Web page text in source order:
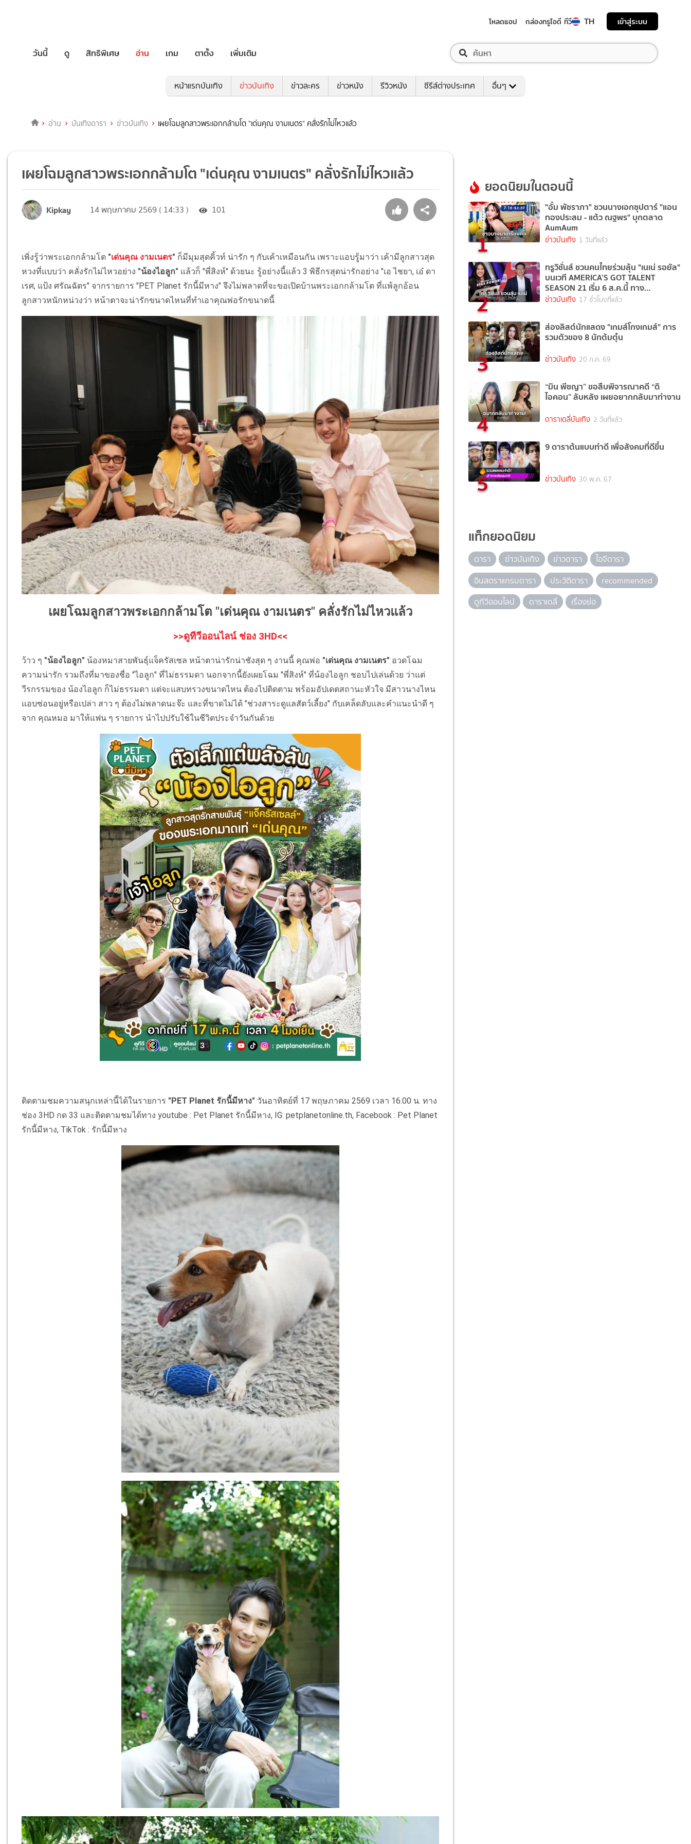
โหลดแอป กล่องทรูไอดี ทีวี TH เข้าสู่ระบบ
วันนี้ ดู สิทธิพิเศษ อ่าน เกม ตาตั้ง เพิ่มเติม
หน้าแรกบันเทิง ข่าวบันเทิง ข่าวละคร ข่าวหนัง รีวิวหนัง ซีรีส์ต่างประเทศ อื่นๆ
อ่าน บันเทิงดารา ข่าวบันเทิง เผยโฉมลูกสาวพระเอกกล้ามโต "เด่นคุณ งามเนตร" คลั่งรักไม่ไหวแล้ว
เผยโฉมลูกสาวพระเอกกล้ามโต "เด่นคุณ งามเนตร" คลั่งรักไม่ไหวแล้ว
Kipkay 14 พฤษภาคม 2569 ( 14:33 ) 101
เพิ่งรู้ว่าพระเอกกล้ามโต "เด่นคุณ งามเนตร" ก็มีมุมสุดคิ้วท์ น่ารัก ๆ กับเค้าเหมือนกัน เพราะแอบรู้มาว่า เค้ามีลูกสาวสุด
หวงที่แบบว่า คลั่งรักไม่ไหวอย่าง "น้องไอลูก" แล้วก็ "พี่สิงห์" ด้วยนะ รู้อย่างนี้แล้ว 3 พิธีกรสุดน่ารักอย่าง "เอ ไชยา, เอ๋ ดา
เรศ, แป้ง ศรัณฉัตร" จากรายการ "PET Planet รักนี้มีหาง" จึงไม่พลาดที่จะขอเปิดบ้านพระเอกกล้ามโต ที่แพ้ลูกอ้อน
ลูกสาวหนักหน่วงว่า หน้าตาจะน่ารักขนาดไหนที่ทำเอาคุณพ่อรักขนาดนี้
เผยโฉมลูกสาวพระเอกกล้ามโต "เด่นคุณ งามเนตร" คลั่งรักไม่ไหวแล้ว
>>ดูทีวีออนไลน์ ช่อง 3HD<<
ว้าว ๆ "น้องไอลูก" น้องหมาสายพันธุ์แจ็ครัสเซล หน้าตาน่ารักน่าชังสุด ๆ งานนี้ คุณพ่อ "เด่นคุณ งามเนตร" อวดโฉม
ความน่ารัก รวมถึงที่มาของชื่อ "ไอลูก" ที่ไม่ธรรมดา นอกจากนี้ยังเผยโฉม "พี่สิงห์" ที่น้องไอลูก ชอบไปเล่นด้วย ว่าแต่
วีรกรรมของ น้องไอลูก ก็ไม่ธรรมดา แต่จะแสบทรวงขนาดไหน ต้องไปติดตาม พร้อมอัปเดตสถานะหัวใจ มีสาวนางไหน
แอบซ่อนอยู่หรือเปล่า สาว ๆ ต้องไม่พลาดนะจ๊ะ และที่ขาดไม่ได้ "ช่วงสาระดูแลสัตว์เลี้ยง" กับเคล็ดลับและคำแนะนำดี ๆ
จาก คุณหมอ มาให้แฟน ๆ รายการ นำไปปรับใช้ในชีวิตประจำวันกันด้วย
ติดตามชมความสนุกเหล่านี้ได้ในรายการ "PET Planet รักนี้มีหาง" วันอาทิตย์ที่ 17 พฤษภาคม 2569 เวลา 16.00 น. ทาง
ช่อง 3HD กด 33 และติดตามชมได้ทาง youtube : Pet Planet รักนี้มีหาง, IG: petplanetonline.th, Facebook : Pet Planet
รักนี้มีหาง, TikTok : รักนี้มีหาง
ยอดนิยมในตอนนี้
1
"อั้ม พัชราภา" ชวนนางเอกซุปตาร์ "แอน
ทองประสม - แต้ว ณฐพร" บุกตลาด
AumAum
ข่าวบันเทิง 1 วันที่แล้ว
2
ทรูวิชั่นส์ ชวนคนไทยร่วมลุ้น "เนเน่ รอยัล"
บนเวที AMERICA’S GOT TALENT
SEASON 21 เริ่ม 6 ส.ค.นี้ ทาง
TrueVisions NOW
ข่าวบันเทิง 17 ชั่วโมงที่แล้ว
3
ส่องลิสต์นักแสดง "เกมส์โกงเกมส์" การ
รวมตัวของ 8 นักต้มตุ๋น
ข่าวบันเทิง 20 ก.ค. 69
4
“มิน พีชญา” ขอสืบพิจารณาคดี “ดิ
ไอคอน” ลับหลัง เผยอยากกลับมาทำงาน
ดาราเดลี่บันเทิง 2 วันที่แล้ว
5
9 ดาราต้นแบบทำดี เพื่อสังคมที่ดีขึ้น
ข่าวบันเทิง 30 พ.ค. 67
แท็กยอดนิยม
ดารา ข่าวบันเทิง ข่าวดารา
ไอจีดารา
อินสตราแกรมดารา
ประวัติดารา
recommended
ดูทีวีออนไลน์
ดาราเดลี่ เรื่องย่อ